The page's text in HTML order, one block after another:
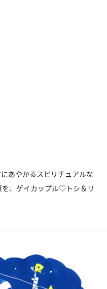
あやかるスピリチュアルな
、ゲイカップル♡トシ＆リ